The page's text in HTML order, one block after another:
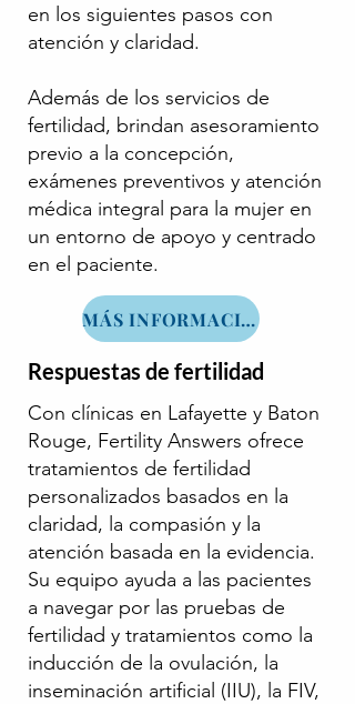
en los siguientes pasos con
atención y claridad.
Además de los servicios de
fertilidad, brindan asesoramiento
previo a la concepción,
exámenes preventivos y atención
médica integral para la mujer en
un entorno de apoyo y centrado
en el paciente.
MÁS INFORMACIÓN
Respuestas de fertilidad
Con clínicas en Lafayette y Baton
Rouge, Fertility Answers ofrece
tratamientos de fertilidad
personalizados basados en la
claridad, la compasión y la
atención basada en la evidencia.
Su equipo ayuda a las pacientes
a navegar por las pruebas de
fertilidad y tratamientos como la
inducción de la ovulación, la
inseminación artificial (IIU), la FIV,